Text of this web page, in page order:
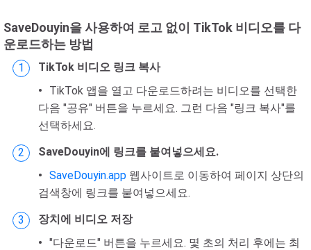
SaveDouyin을 사용하여 로고 없이 TikTok 비디오를 다
운로드하는 방법
TikTok 비디오 링크 복사
TikTok 앱을 열고 다운로드하려는 비디오를 선택한
다음 "공유" 버튼을 누르세요. 그런 다음 "링크 복사"를
선택하세요.
SaveDouyin에 링크를 붙여넣으세요.
SaveDouyin.app 웹사이트로 이동하여 페이지 상단의
검색창에 링크를 붙여넣으세요.
장치에 비디오 저장
"다운로드" 버튼을 누르세요. 몇 초의 처리 후에는 최